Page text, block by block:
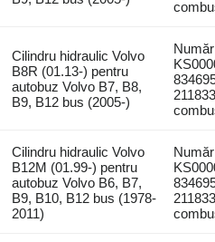
Cilindru hidraulic Volvo
B8R (01.13-) pentru
autobuz Volvo B7, B8,
B9, B12 bus (2005-)
Cilindru hidraulic Volvo
B12M (01.99-) pentru
autobuz Volvo B6, B7,
B9, B10, B12 bus (1978-
2011)